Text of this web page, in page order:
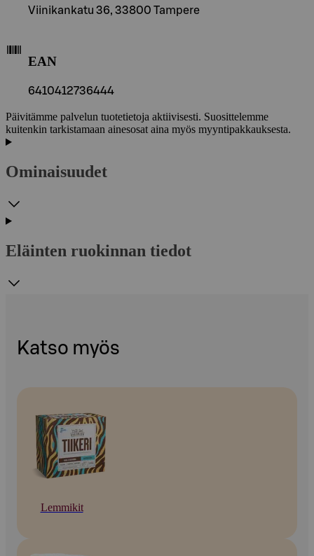
Viinikankatu 36, 33800 Tampere
EAN
6410412736444
Päivitämme palvelun tuotetietoja aktiivisesti. Suosittelemme
kuitenkin tarkistamaan ainesosat aina myös myyntipakkauksesta.
Ominaisuudet
Eläinten ruokinnan tiedot
Katso myös
Lemmikit